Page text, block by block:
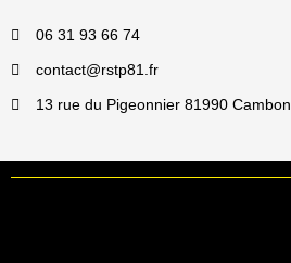
06 31 93 66 74
contact@rstp81.fr
13 rue du Pigeonnier 81990 Cambon